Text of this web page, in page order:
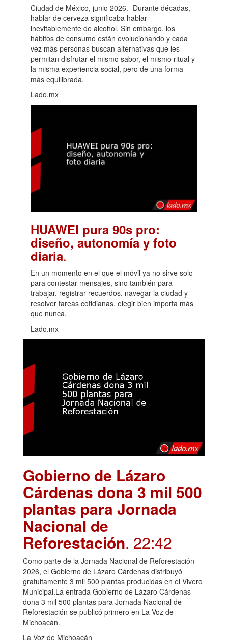
Ciudad de México, junio 2026.- Durante décadas,
hablar de cerveza significaba hablar
inevitablemente de alcohol. Sin embargo, los
hábitos de consumo están evolucionando y cada
vez más personas buscan alternativas que les
permitan disfrutar el mismo sabor, el mismo ritual y
la misma experiencia social, pero de una forma
más equilibrada.
Lado.mx
HUAWEI pura 90s pro:
diseño, autonomía y foto
diaria.
En un momento en el que el móvil ya no sirve solo
para contestar mensajes, sino también para
trabajar, registrar recuerdos, navegar la ciudad y
resolver tareas cotidianas, elegir bien importa más
que nunca.
Lado.mx
Gobierno de Lázaro
Cárdenas dona 3 mil 500
plantas para Jornada
Nacional de
Reforestación. 22:42
Como parte de la Jornada Nacional de Reforestación
2026, el Gobierno de Lázaro Cárdenas distribuyó
gratuitamente 3 mil 500 plantas producidas en el Vivero
Municipal.La entrada Gobierno de Lázaro Cárdenas
dona 3 mil 500 plantas para Jornada Nacional de
Reforestación se publicó primero en La Voz de
Michoacán.
La Voz de Michoacán